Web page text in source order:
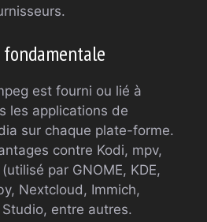
fondamentale
est fourni ou lié à
les applications de
sur chaque plate-forme.
contre Kodi, mpv,
par GNOME, KDE,
Nextcloud, Immich,
entre autres.